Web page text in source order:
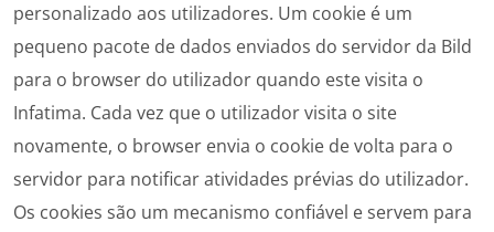
personalizado aos utilizadores. Um cookie é um
pequeno pacote de dados enviados do servidor da Bild
para o browser do utilizador quando este visita o
Infatima. Cada vez que o utilizador visita o site
novamente, o browser envia o cookie de volta para o
servidor para notificar atividades prévias do utilizador.
Os cookies são um mecanismo confiável e servem para